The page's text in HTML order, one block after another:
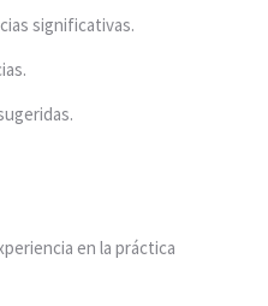
significativas.
en la práctica